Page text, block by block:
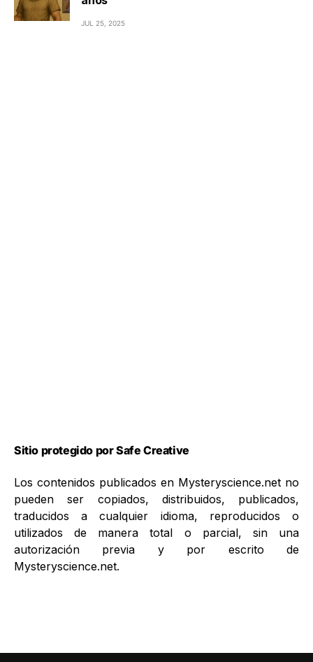
JUL 25, 2025
Sitio protegido por Safe Creative
Los contenidos publicados en Mysteryscience.net no
pueden ser copiados, distribuidos, publicados,
traducidos a cualquier idioma, reproducidos o
utilizados de manera total o parcial, sin una
autorización previa y por escrito de
Mysteryscience.net.